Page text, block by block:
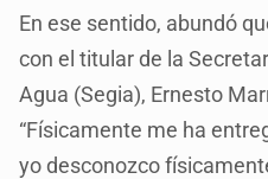
En ese sentido, abundó
con el titular de la
Agua (Segia), Ernesto
“Físicamente me ha
yo desconozco